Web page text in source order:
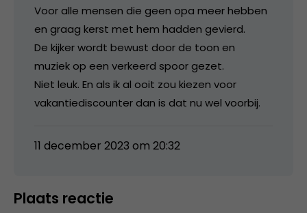
Voor alle mensen die geen opa meer hebben
en graag kerst met hem hadden gevierd.
De kijker wordt bewust door de toon en
muziek op een verkeerd spoor gezet.
Niet leuk. En als ik al ooit zou kiezen voor
vakantiediscounter dan is dat nu wel voorbij.
11 december 2023 om 20:32
Plaats reactie